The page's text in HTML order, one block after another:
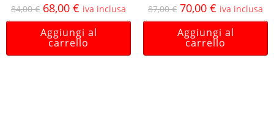
84,00€ 68,00 € iva inclusa
Aggiungi al
carrello
87,00€ 70,00 € iva inclusa
Aggiungi al
carrello